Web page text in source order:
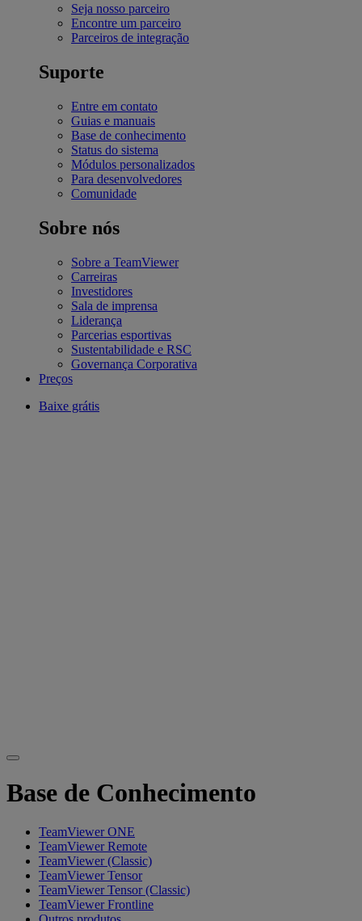
Seja nosso parceiro
Encontre um parceiro
Parceiros de integração
Suporte
Entre em contato
Guias e manuais
Base de conhecimento
Status do sistema
Módulos personalizados
Para desenvolvedores
Comunidade
Sobre nós
Sobre a TeamViewer
Carreiras
Investidores
Sala de imprensa
Liderança
Parcerias esportivas
Sustentabilidade e RSC
Governança Corporativa
Preços
Baixe grátis
Base de Conhecimento
TeamViewer ONE
TeamViewer Remote
TeamViewer (Classic)
TeamViewer Tensor
TeamViewer Tensor (Classic)
TeamViewer Frontline